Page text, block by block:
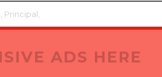
Principal,
ADS HERE